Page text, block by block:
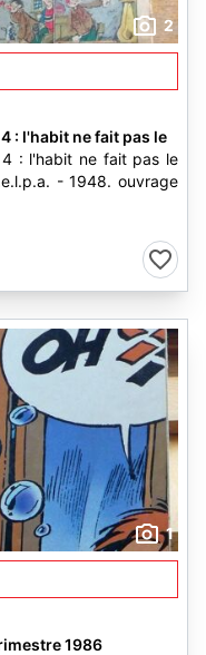
2
: l'habit ne fait pas le
4 : l'habit ne fait pas le
- 1948. ouvrage
1
1986